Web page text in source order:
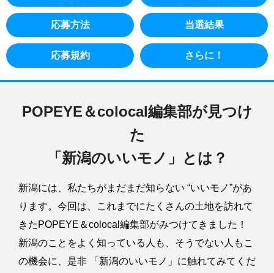
応募方法 当選結果
応募規約 さらに！
POPEYE＆colocal編集部が見つけ
た
「新潟のいいモノ」とは？
新潟には、私たちがまだまだ知らない “いいモノ”があ
ります。今回は、これまでにたくさんの土地を訪れて
きたPOPEYE＆colocal編集部がみつけてきました！
新潟のことをよく知っている人も、そうでない人もこ
の機会に、是非 「新潟のいいモノ」に触れてみてくだ